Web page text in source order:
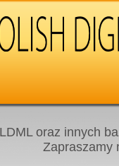
oraz innych
Zapraszamy